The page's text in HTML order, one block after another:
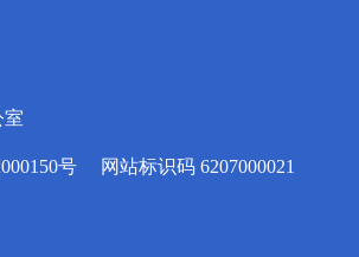
室
号 网站标识码 6207000021